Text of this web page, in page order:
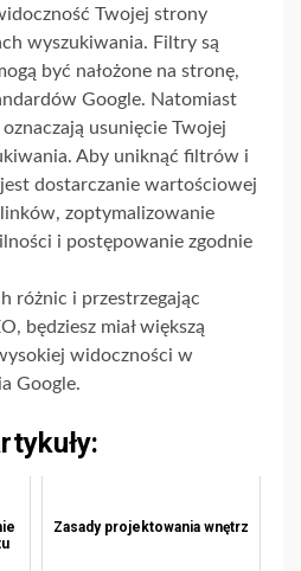
Twojej strony
wyszukiwania. Filtry są
być nałożone na stronę,
Google. Natomiast
usunięcie Twojej
Aby uniknąć filtrów i
dostarczanie wartościowej
zoptymalizowanie
i postępowanie zgodnie
różnic i przestrzegając
będziesz miał większą
widoczności w
Google.
Zasady projektowania wnętrz